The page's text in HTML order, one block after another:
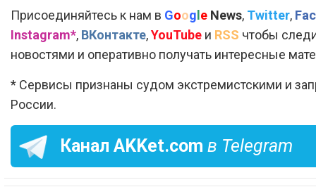
Присоединяйтесь к нам в Google News, Twitter,
Instagram*, ВКонтакте,YouTube и RSS чтобы
новостями и оперативно получать интересные
* Сервисы признаны судом экстремистскими и
России.
Канал AKKet.com в Telegram